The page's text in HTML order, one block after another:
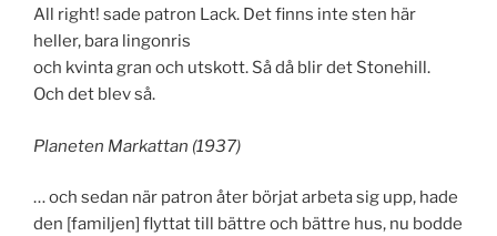
All right! sade patron Lack. Det finns inte sten här
heller, bara lingonris
och kvinta gran och utskott. Så då blir det Stonehill.
Och det blev så.
Planeten Markattan (1937)
… och sedan när patron åter börjat arbeta sig upp, hade
den [familjen] flyttat till bättre och bättre hus, nu bodde